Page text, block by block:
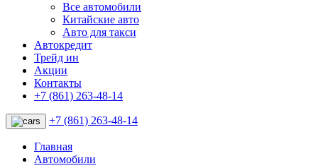
Все автомобили
Китайские авто
Авто для такси
Автокредит
Трейд ин
Акции
Контакты
+7 (861) 263-48-14
+7 (861) 263-48-14
Главная
Автомобили